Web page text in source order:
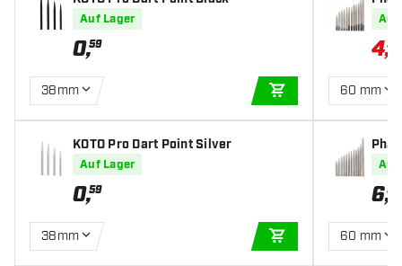
Auf Lager
0,59
38mm
IN DEN
KOTO Pro Dart Point Silver
Auf Lager
0,59
38mm
IN DEN
ck
Auf
4,52
60 mm
er
Auf
6,95
60 mm